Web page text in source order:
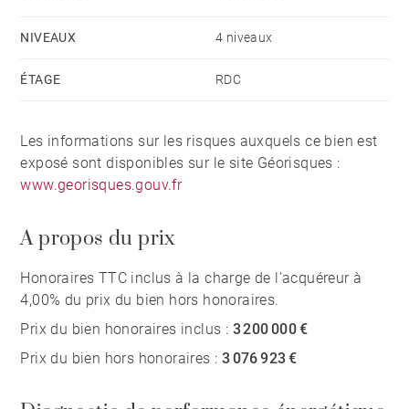
basilique de Fourvière.
caves, un local de jardin, un auvent, un four à pain et
un bassin en pierres complètent cette propriété
Son architecture unique, son parc et sa vue en font un
bien rare à la vente.
Ce bien est présenté par Barbara OLIBET, agent
commercial E.I et enregistré au
NIVEAUX 4 niveaux
ÉTAGE RDC
Les informations sur les risques auxquels ce bien est
exposé sont disponibles sur le site Géorisques :
www.georisques.gouv.fr
A propos du prix
Honoraires TTC inclus à la charge de l'acquéreur à
4,00% du prix du bien hors honoraires.
Prix du bien honoraires inclus : 3 200 000 €
Prix du bien hors honoraires : 3 076 923 €